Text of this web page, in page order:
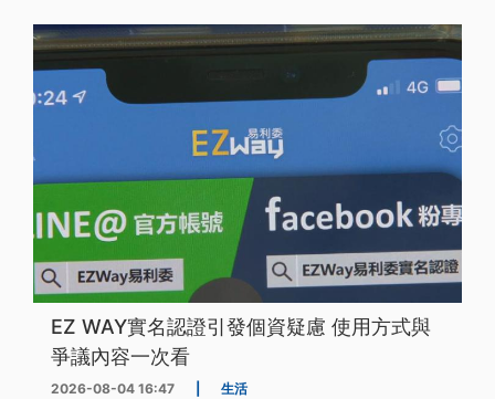
EZ WAY實名認證引發個資疑慮 使用方式與
爭議內容一次看
2026-08-04 16:47 生活